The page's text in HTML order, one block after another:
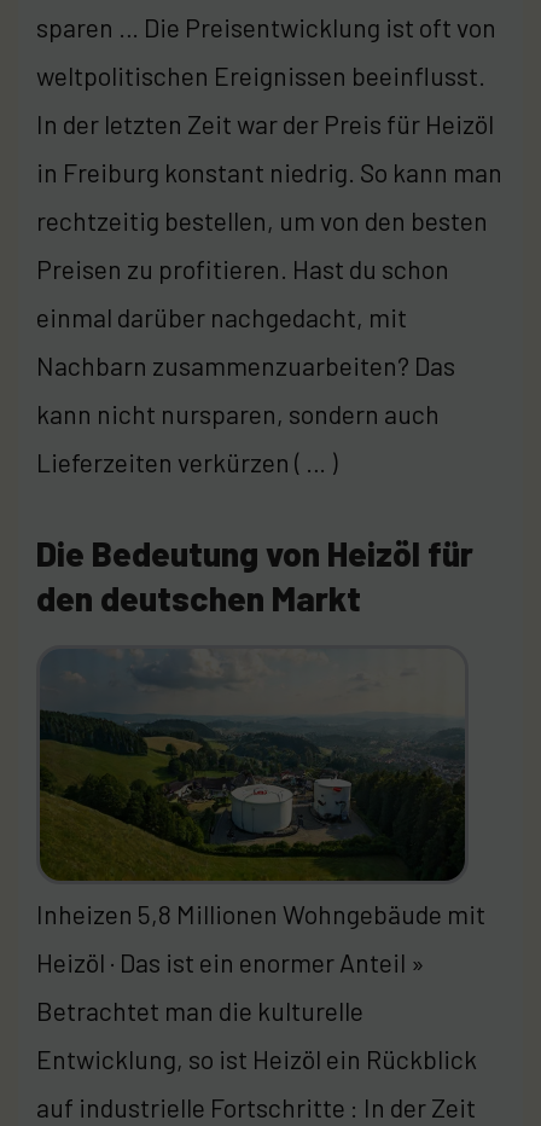
sparen … Die Preisentwicklung ist oft von
weltpolitischen Ereignissen beeinflusst.
In der letzten Zeit war der Preis für Heizöl
in Freiburg konstant niedrig. So kann man
rechtzeitig bestellen, um von den besten
Preisen zu profitieren. Hast du schon
einmal darüber nachgedacht, mit
Nachbarn zusammenzuarbeiten? Das
kann nicht nursparen, sondern auch
Lieferzeiten verkürzen ( … )
Die Bedeutung von Heizöl für
den deutschen Markt
Inheizen 5,8 Millionen Wohngebäude mit
Heizöl · Das ist ein enormer Anteil »
Betrachtet man die kulturelle
Entwicklung, so ist Heizöl ein Rückblick
auf industrielle Fortschritte : In der Zeit